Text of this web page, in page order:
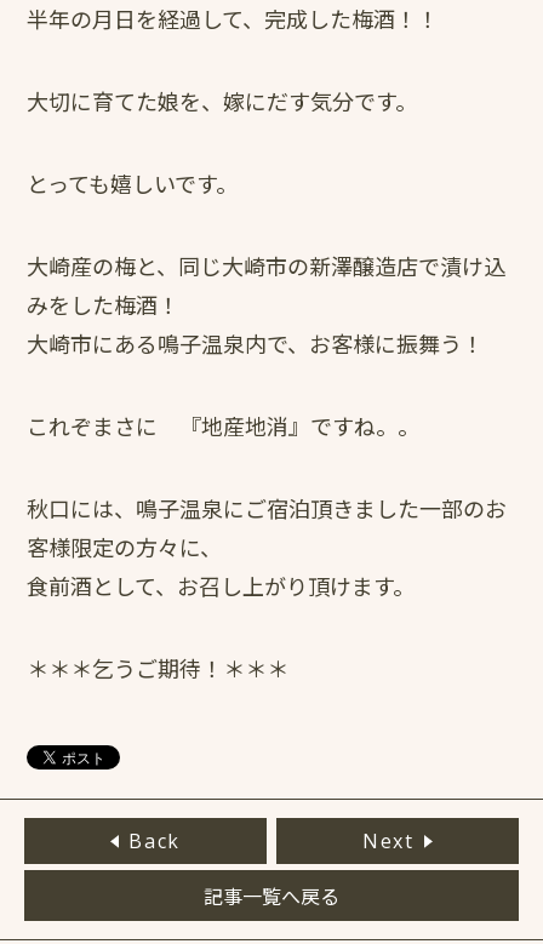
半年の月日を経過して、完成した梅酒！！
大切に育てた娘を、嫁にだす気分です。
とっても嬉しいです。
大崎産の梅と、同じ大崎市の新澤醸造店で漬け込
みをした梅酒！
大崎市にある鳴子温泉内で、お客様に振舞う！
これぞまさに 『地産地消』ですね。。
秋口には、鳴子温泉にご宿泊頂きました一部のお
客様限定の方々に、
食前酒として、お召し上がり頂けます。
＊＊＊乞うご期待！＊＊＊
Back Next
記事一覧へ戻る